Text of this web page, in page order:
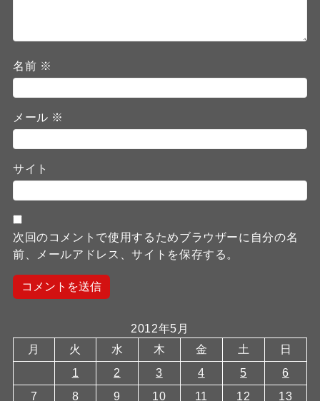
名前 ※
メール ※
サイト
次回のコメントで使用するためブラウザーに自分の名
前、メールアドレス、サイトを保存する。
2012年5月
月
火 水 木 金 土
日
1
2 3 4 5
6
7
8 9 10 11 12 13